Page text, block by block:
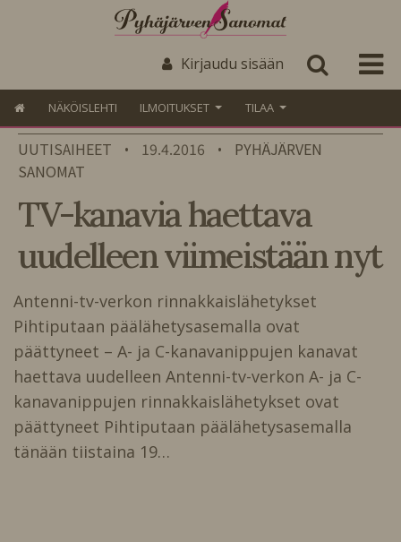
Kirjaudu sisään
NÄKÖISLEHTI ILMOITUKSET TILAA
UUTISAIHEET • 19.4.2016 •
PYHÄJÄRVEN
SANOMAT
TV-kanavia haettava
uudelleen viimeistään nyt
Antenni-tv-verkon rinnakkaislähetykset
Pihtiputaan päälähetysasemalla ovat
päättyneet – A- ja C-kanavanippujen kanavat
haettava uudelleen Antenni-tv-verkon A- ja C-
kanavanippujen rinnakkaislähetykset ovat
päättyneet Pihtiputaan päälähetysasemalla
tänään tiistaina 19…